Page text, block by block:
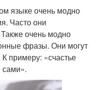
языке очень модно
Часто они
очень модно
фразы. Они могут
примеру: «счастье
сами».